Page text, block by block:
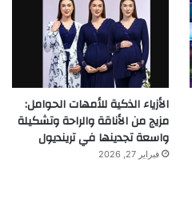
الأزياء الذكية للأمهات الحوامل:
مزيج من الأناقة والراحة وتشكيلة
واسعة تجدينها في ترينديول
فبراير 27, 2026